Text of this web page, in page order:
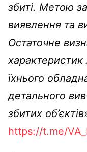
збиті. Метою
виявлення та
Остаточне
характеристик
їхнього
детального
збитих об’єктів
https://t.me/